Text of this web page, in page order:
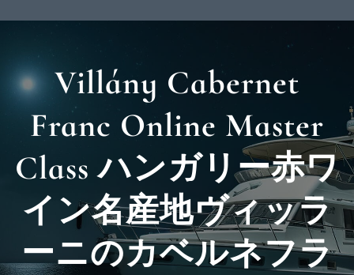
Villány Cabernet
Franc Online Master
Class ハンガリー赤ワ
イン名産地ヴィッラ
ーニのカベルネフラ